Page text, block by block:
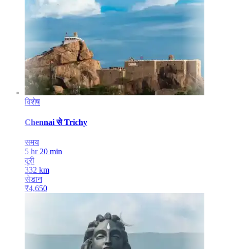
विशेष
Chennai से Trichy
समय
5 hr 20 min
दूरी
332 km
सेडान
₹4,650